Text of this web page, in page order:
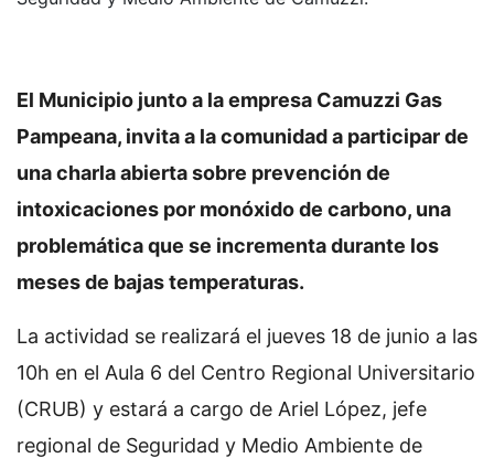
El Municipio junto a la empresa Camuzzi Gas
Pampeana, invita a la comunidad a participar de
una charla abierta sobre prevención de
intoxicaciones por monóxido de carbono, una
problemática que se incrementa durante los
meses de bajas temperaturas.
La actividad se realizará el jueves 18 de junio a las
10h en el Aula 6 del Centro Regional Universitario
(CRUB) y estará a cargo de Ariel López, jefe
regional de Seguridad y Medio Ambiente de